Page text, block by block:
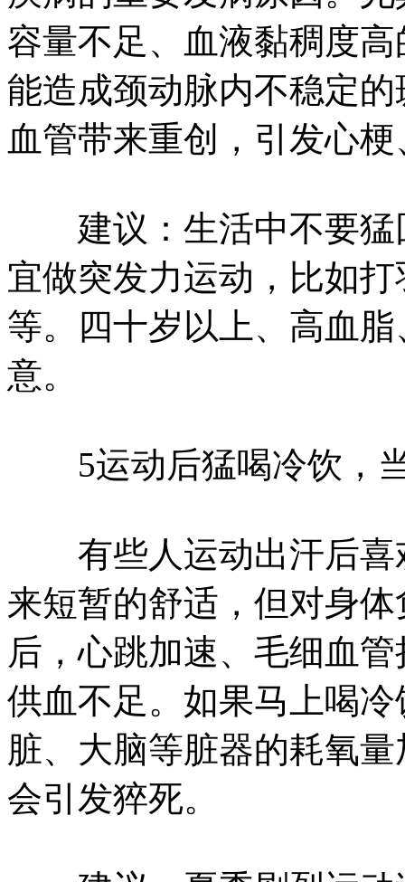
容量不足、血液黏稠度
能造成颈动脉内不稳定
血管带来重创，引发心
建议：生活中不要猛
宜做突发力运动，比如
等。四十岁以上、高血
意。
5运动后猛喝冷饮，
有些人运动出汗后喜
来短暂的舒适，但对身
后，心跳加速、毛细血
供血不足。如果马上喝
脏、大脑等脏器的耗氧
会引发猝死。